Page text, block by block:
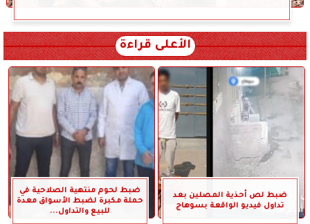
الأعلى قراءة
ضبط لص أحذية المصلين بعد
تداول فيديو الواقعة بسوهاج
ضبط لحوم منتهية الصلاحية في
حملة مكبرة لضبط الأسواق معدة
للبيع والتداول...